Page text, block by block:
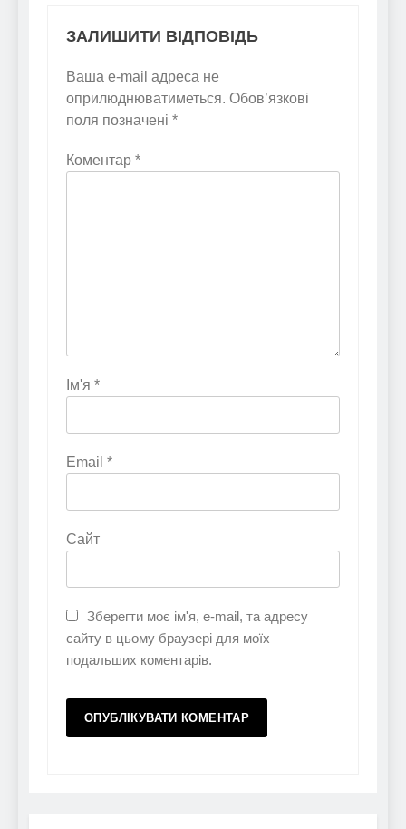
ЗАЛИШИТИ ВІДПОВІДЬ
Ваша e-mail адреса не
оприлюднюватиметься. Обов’язкові
поля позначені *
Коментар *
Ім'я *
Email *
Сайт
Зберегти моє ім'я, e-mail, та адресу
сайту в цьому браузері для моїх
подальших коментарів.